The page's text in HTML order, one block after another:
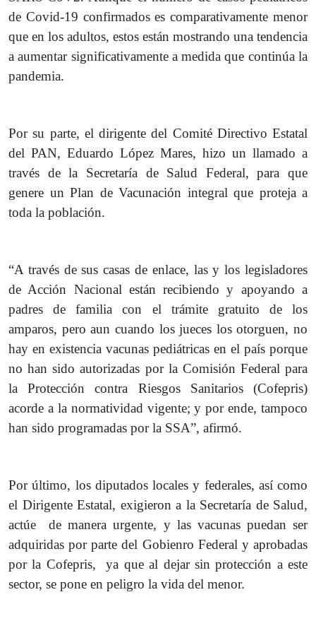
de Covid-19 confirmados es comparativamente menor
que en los adultos, estos están mostrando una tendencia
a aumentar significativamente a medida que continúa la
pandemia.
Por su parte, el dirigente del Comité Directivo Estatal
del PAN, Eduardo López Mares, hizo un llamado a
través de la Secretaría de Salud Federal, para que
genere un Plan de Vacunación integral que proteja a
toda la población.
“A través de sus casas de enlace, las y los legisladores
de Acción Nacional están recibiendo y apoyando a
padres de familia con el trámite gratuito de los
amparos, pero aun cuando los jueces los otorguen, no
hay en existencia vacunas pediátricas en el país porque
no han sido autorizadas por la Comisión Federal para
la Protección contra Riesgos Sanitarios (Cofepris)
acorde a la normatividad vigente; y por ende, tampoco
han sido programadas por la SSA”, afirmó.
Por último, los diputados locales y federales, así como
el Dirigente Estatal, exigieron a la Secretaría de Salud,
actúe de manera urgente, y las vacunas puedan ser
adquiridas por parte del Gobienro Federal y aprobadas
por la Cofepris, ya que al dejar sin protección a este
sector, se pone en peligro la vida del menor.